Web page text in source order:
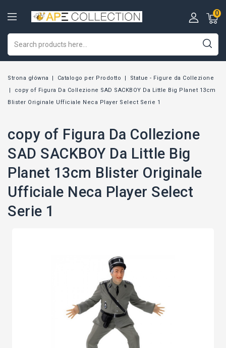
0
Strona główna Catalogo per Prodotto
Statue - Figure da Collezione
copy of Figura Da Collezione SAD SACKBOY Da Little Big Planet 13cm
Blister Originale Ufficiale Neca Player Select Serie 1
copy of Figura Da Collezione
SAD SACKBOY Da Little Big
Planet 13cm Blister Originale
Ufficiale Neca Player Select
Serie 1